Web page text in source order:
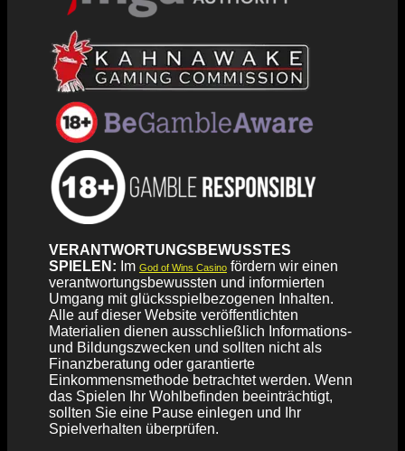
VERANTWORTUNGSBEWUSSTES
SPIELEN: Im God of Wins Casinofördern wir einen
verantwortungsbewussten und informierten
Umgang mit glücksspielbezogenen Inhalten.
Alle auf dieser Website veröffentlichten
Materialien dienen ausschließlich Informations-
und Bildungszwecken und sollten nicht als
Finanzberatung oder garantierte
Einkommensmethode betrachtet werden. Wenn
das Spielen Ihr Wohlbefinden beeinträchtigt,
sollten Sie eine Pause einlegen und Ihr
Spielverhalten überprüfen.